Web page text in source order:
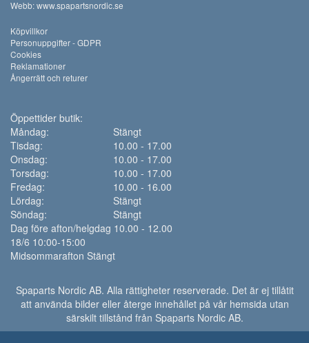
Webb:www.spapartsnordic.se
Köpvillkor
Personuppgifter - GDPR
Cookies
Reklamationer
Ångerrätt och returer
Öppettider butik:
Måndag:
Stängt
Tisdag:
10.00 - 17.00
Onsdag:
10.00 - 17.00
Torsdag:
10.00 - 17.00
Fredag:
10.00 - 16.00
Lördag:
Stängt
Söndag:
Stängt
Dag före afton/helgdag 10.00 - 12.00
18/6 10:00-15:00
Midsommarafton Stängt
Spaparts Nordic AB. Alla rättigheter reserverade. Det är ej tillåtit
att använda bilder eller återge innehållet på vår hemsida utan
särskilt tillstånd från Spaparts Nordic AB.